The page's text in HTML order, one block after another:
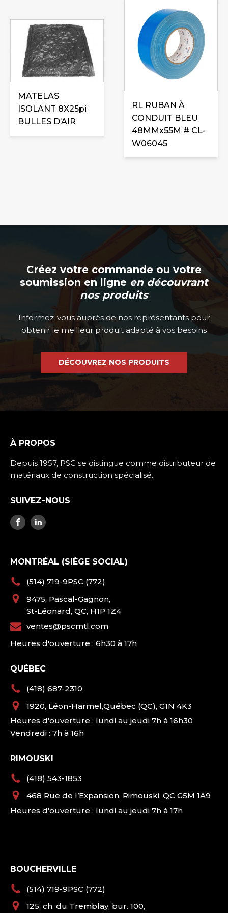
MATELAS
ISOLANT 8X25pi
BULLES D’AIR
RL RUBAN À
CONDUIT BLEU
48MMx55M # CL-
W06045
Créez votre commande ou votre
soumission en ligne en découvrant
nos produits
Informez-vous auprès de nos représentants pour
obtenir le meilleur produit adapté à vos besoins
DÉCOUVREZ NOS PRODUITS
À PROPOS
Depuis 1957, PSC se distingue comme distributeur de
matériaux de construction spécialisé.
SUIVEZ-NOUS
MONTRÉAL (SIÈGE SOCIAL)
(514) 719-9PSC (772)
9475, Pascal-Gagnon,
St-Léonard, QC, H1P 1Z4
ventes@pscmtl.com
Heures d'ouverture : 6h30 à 17h
QUÉBEC
(418) 687-2310
1920, Léon-Harmel,Québec (QC), G1N 4K3
Heures d'ouverture : lundi au jeudi 7h à 16h30
Vendredi : 7h à 16h
RIMOUSKI
(418) 543-1853
468 Rue de l’Expansion, Rimouski, QC G5M 1A9
Heures d'ouverture : lundi au jeudi 7h à 17h
BOUCHERVILLE
(514) 719-9PSC (772)
125, ch. du Tremblay, bur. 100,